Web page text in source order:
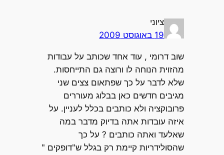
ציוני
19 באוגוסט 2009
שוב דרומי , עוד אחד שכותב על עבודות
מהזוית הנוחה לו ורוצה גם התייחסות.
שלא לדבר על כך שפתאום צצים שני
מגיבים חדשים כאן בבלוג מעוררים
פרובוקציה ולא כותבים בכלל לעניין. על
איזה עובדות אתה בדיוק מדבר במה
שאלעד ואתה כותבים ? על כך
שהסולידריות קיימת רק בגלל ש"דופקים "